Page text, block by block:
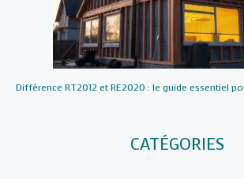
Différence RT2012 et RE2020 : le guide essentiel
CATÉGORIES